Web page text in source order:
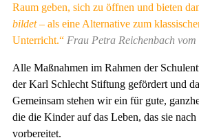
Raum geben, sich zu öffnen und bieten
bildet – als eine Alternative zum
Unterricht.“ Frau Petra Reichenbach vom
Alle Maßnahmen im Rahmen der
der Karl Schlecht Stiftung gefördert und
Gemeinsam stehen wir ein für gute,
die die Kinder auf das Leben, das sie
vorbereitet.